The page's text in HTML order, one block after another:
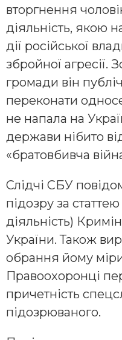
вторгнення
діяльність, якою
дії російської
збройної агресії.
громади він
переконати
не напала на
держави нібито
«братовбивча
Слідчі СБУ
підозру за
діяльність)
України. Також
обрання йому
Правоохоронці
причетність
підозрюваного.